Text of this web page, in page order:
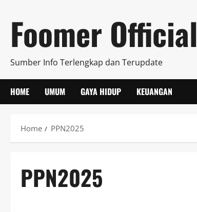
content
Foomer Official
Sumber Info Terlengkap dan Terupdate
HOME UMUM GAYA HIDUP KEUANGAN
Home PPN2025
PPN2025